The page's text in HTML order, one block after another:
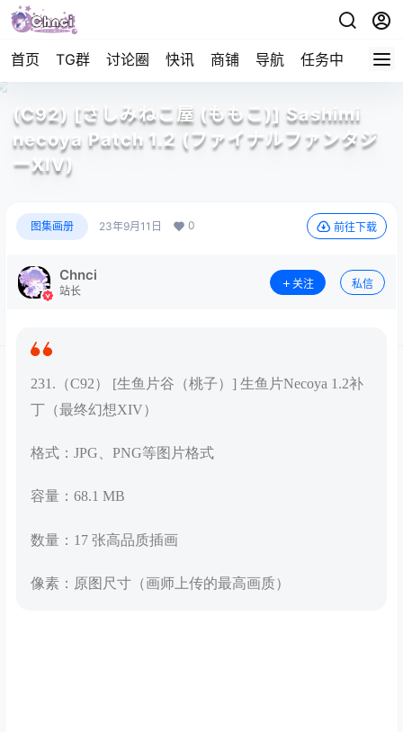
首页 TG群 讨论圈 快讯 商铺 导航 任务中心 帮助
(C92) [さしみねこ屋 (ももこ)] Sashimi
necoya Patch 1.2 (ファイナルファンタジ
ーXIV)
图集画册 23年9月11日 0 前往下载
Chnci
站长
关注 私信
231.（C92） [生鱼片谷（桃子）] 生鱼片Necoya 1.2补
丁（最终幻想XIV）
格式：JPG、PNG等图片格式
容量：68.1 MB
数量：17 张高品质插画
像素：原图尺寸（画师上传的最高画质）